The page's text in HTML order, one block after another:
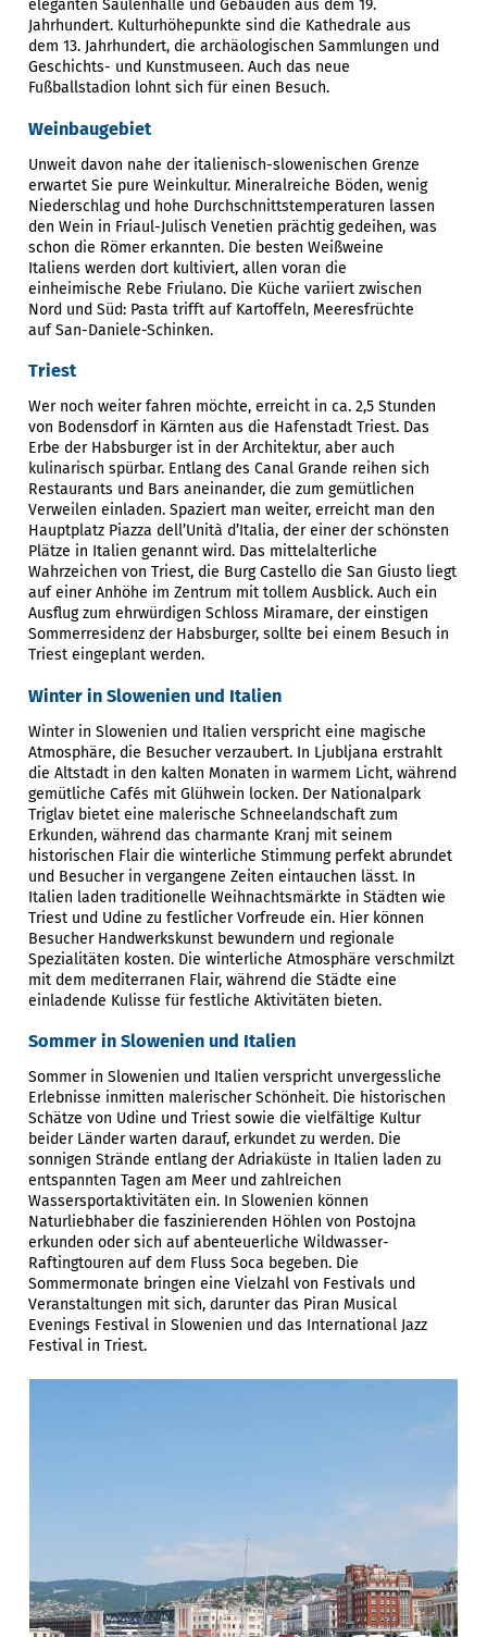
eleganten Säulenhalle und Gebäuden aus dem 19.
Jahrhundert. Kulturhöhepunkte sind die Kathedrale aus
dem 13. Jahrhundert, die archäologischen Sammlungen und
Geschichts- und Kunstmuseen. Auch das neue
Fußballstadion lohnt sich für einen Besuch.
Weinbaugebiet
Unweit davon nahe der italienisch-slowenischen Grenze
erwartet Sie pure Weinkultur. Mineralreiche Böden, wenig
Niederschlag und hohe Durchschnittstemperaturen lassen
den Wein in Friaul-Julisch Venetien prächtig gedeihen, was
schon die Römer erkannten. Die besten Weißweine
Italiens werden dort kultiviert, allen voran die
einheimische Rebe Friulano. Die Küche variiert zwischen
Nord und Süd: Pasta trifft auf Kartoffeln, Meeresfrüchte
auf San-Daniele-Schinken.
Triest
Wer noch weiter fahren möchte, erreicht in ca. 2,5 Stunden
von Bodensdorf in Kärnten aus die Hafenstadt Triest. Das
Erbe der Habsburger ist in der Architektur, aber auch
kulinarisch spürbar. Entlang des Canal Grande reihen sich
Restaurants und Bars aneinander, die zum gemütlichen
Verweilen einladen. Spaziert man weiter, erreicht man den
Hauptplatz Piazza dell’Unità d’Italia, der einer der schönsten
Plätze in Italien genannt wird. Das mittelalterliche
Wahrzeichen von Triest, die Burg Castello die San Giusto liegt
auf einer Anhöhe im Zentrum mit tollem Ausblick. Auch ein
Ausflug zum ehrwürdigen Schloss Miramare, der einstigen
Sommerresidenz der Habsburger, sollte bei einem Besuch in
Triest eingeplant werden.
Winter in Slowenien und Italien
Winter in Slowenien und Italien verspricht eine magische
Atmosphäre, die Besucher verzaubert. In Ljubljana erstrahlt
die Altstadt in den kalten Monaten in warmem Licht, während
gemütliche Cafés mit Glühwein locken. Der Nationalpark
Triglav bietet eine malerische Schneelandschaft zum
Erkunden, während das charmante Kranj mit seinem
historischen Flair die winterliche Stimmung perfekt abrundet
und Besucher in vergangene Zeiten eintauchen lässt. In
Italien laden traditionelle Weihnachtsmärkte in Städten wie
Triest und Udine zu festlicher Vorfreude ein. Hier können
Besucher Handwerkskunst bewundern und regionale
Spezialitäten kosten. Die winterliche Atmosphäre verschmilzt
mit dem mediterranen Flair, während die Städte eine
einladende Kulisse für festliche Aktivitäten bieten.
Sommer in Slowenien und Italien
Sommer in Slowenien und Italien verspricht unvergessliche
Erlebnisse inmitten malerischer Schönheit. Die historischen
Schätze von Udine und Triest sowie die vielfältige Kultur
beider Länder warten darauf, erkundet zu werden. Die
sonnigen Strände entlang der Adriaküste in Italien laden zu
entspannten Tagen am Meer und zahlreichen
Wassersportaktivitäten ein. In Slowenien können
Naturliebhaber die faszinierenden Höhlen von Postojna
erkunden oder sich auf abenteuerliche Wildwasser-
Raftingtouren auf dem Fluss Soca begeben. Die
Sommermonate bringen eine Vielzahl von Festivals und
Veranstaltungen mit sich, darunter das Piran Musical
Evenings Festival in Slowenien und das International Jazz
Festival in Triest.